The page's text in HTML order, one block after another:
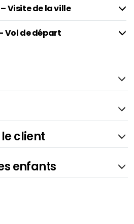
Visite de la ville
Vol de départ
client
enfants